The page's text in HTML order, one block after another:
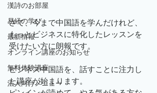
漢詩のお部屋
易経の学び
最新情報
オンライン講座のお知らせ
無料体験講座
法人向けメニュー
さて、今まで中国語を学んだけれど、
もっとビジネスに特化したレッスンを
受けたい方に朗報です。
ビジネス中国語を、話すことに注力し
た講座が始まります。